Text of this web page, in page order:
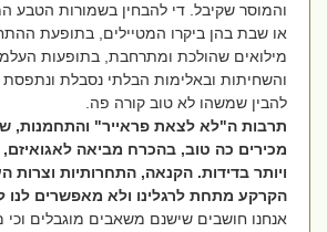
והמוסר שקיבל. די להבחין בשמורות הטבע
או שבת בהן ביקרו המטיילים, בתופעת
מילואים שהולכת ומתרחבת, בתופעות העלמת
והשחיתות ובאלימות הבלתי נסבלת ונתפסת
להבין שמשהו לא טוב קורה פה.
תרבות ה"לא לצאת פראייר" והתחמנות,
מכירים כה טוב, בהכרח מביאה לאגואיזם,
ויותר בדידות. הקנאה, התחרותיות וצרות
הקרקע מתחת לרגלינו ולא מאפשרים לנו
אנחנו חושבים שישנם משאבים מוגבלים וכי